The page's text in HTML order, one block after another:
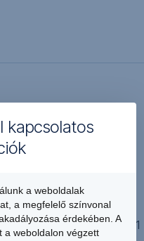
értelmében
vonatkozóan
alaptőkéje 60. 909.
429, egyenként 1 Ft
azonos szavazatra
542 darab, egyenként 1
kapcsolatos
a weboldalak
a megfelelő színvonal
érdekében. A
a weboldalon végzett